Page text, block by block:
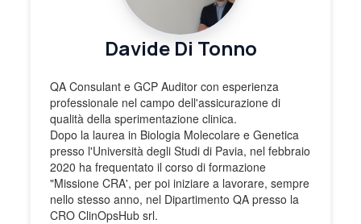
Davide Di Tonno
QA Consulant e GCP Auditor con esperienza
professionale nel campo dell'assicurazione di
qualità della sperimentazione clinica.
Dopo la laurea in Biologia Molecolare e Genetica
presso l'Università degli Studi di Pavia, nel febbraio
2020 ha frequentato il corso di formazione
"Missione CRA', per poi iniziare a lavorare, sempre
nello stesso anno, nel Dipartimento QA presso la
CRO ClinOpsHub srl.